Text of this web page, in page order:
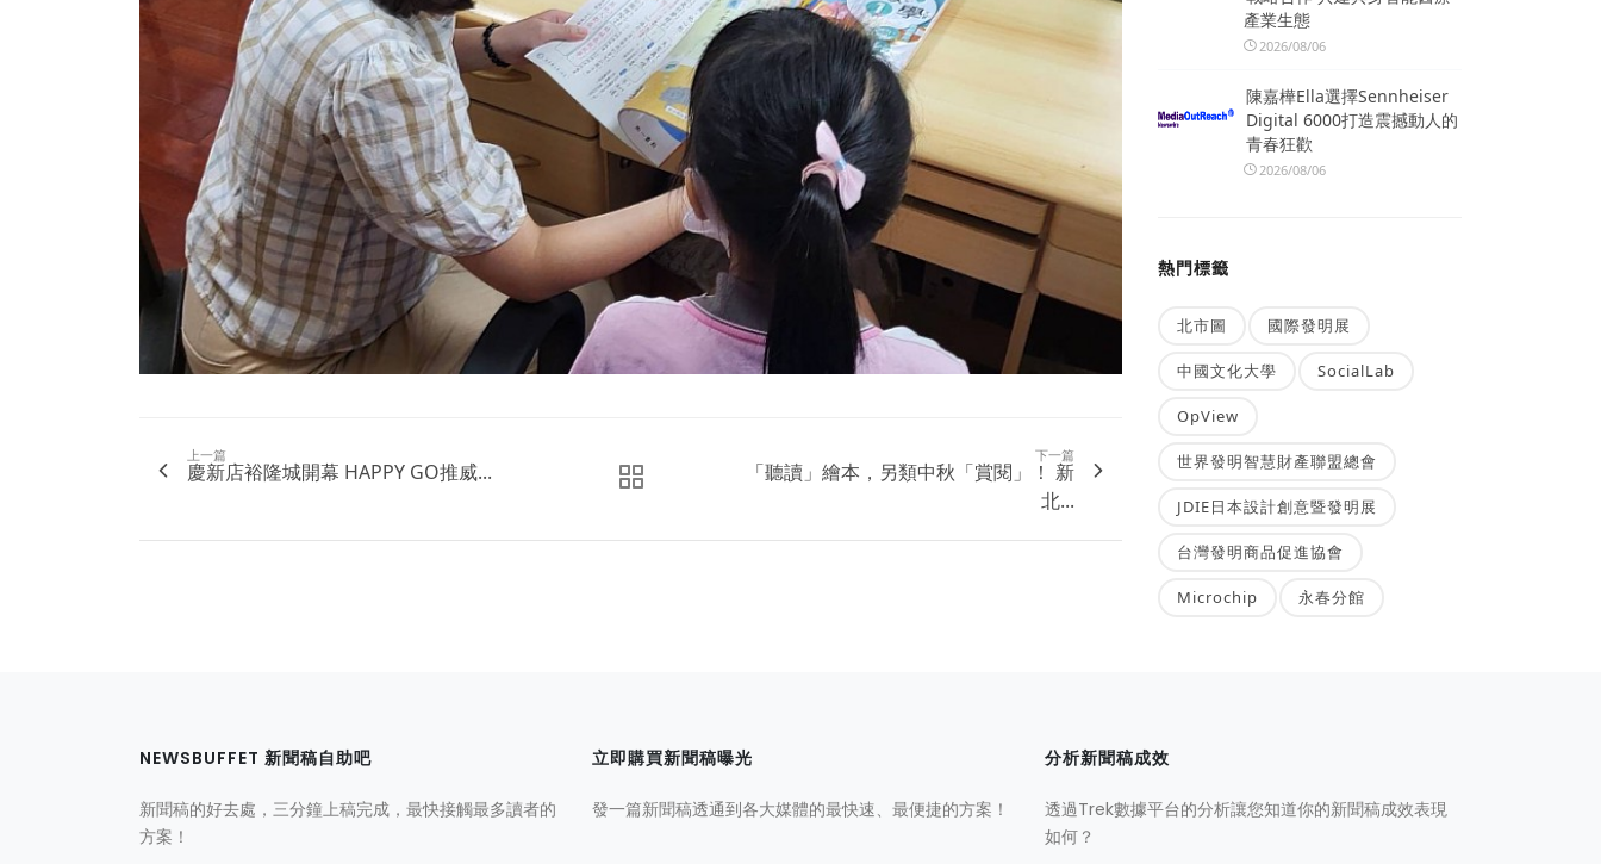
上一篇
慶新店裕隆城開幕 HAPPY GO推威...
下一篇
「聽讀」繪本，另類中秋「賞閱」！ 新
北...
產業生態
2026/08/06
陳嘉樺Ella選擇Sennheiser
Digital 6000打造震撼動人的
青春狂歡
2026/08/06
熱門標籤
北市圖 國際發明展
中國文化大學 SocialLab
OpView
世界發明智慧財產聯盟總會
JDIE日本設計創意暨發明展
台灣發明商品促進協會
Microchip 永春分館
NEWSBUFFET 新聞稿自助吧
新聞稿的好去處，三分鐘上稿完成，最快接觸最多讀者的
方案！
立即購買新聞稿曝光
發一篇新聞稿透通到各大媒體的最快速、最便捷的方案！
分析新聞稿成效
透過Trek數據平台的分析讓您知道你的新聞稿成效表現
如何？